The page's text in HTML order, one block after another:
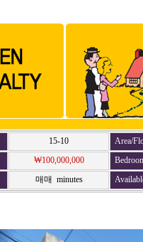
15-10
Area/
₩100,000,000
매매 minutes